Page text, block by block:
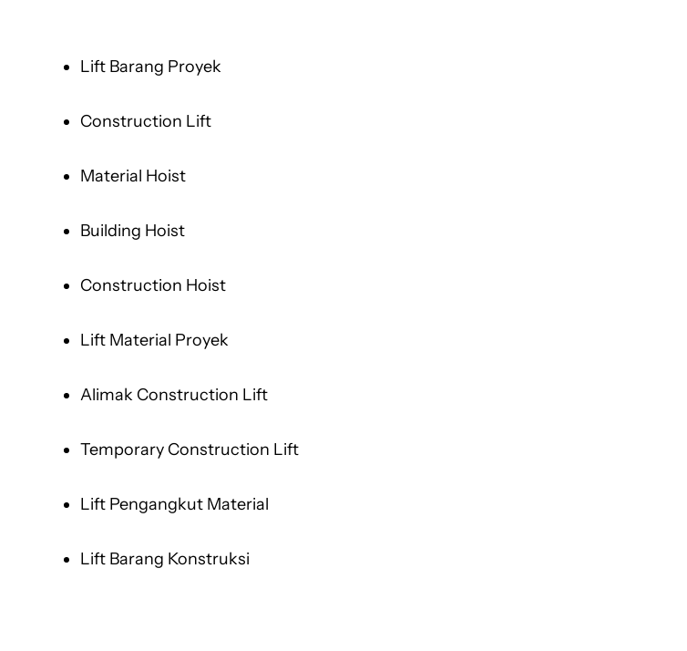
Lift Barang Proyek
Construction Lift
Material Hoist
Building Hoist
Construction Hoist
Lift Material Proyek
Alimak Construction Lift
Temporary Construction Lift
Lift Pengangkut Material
Lift Barang Konstruksi